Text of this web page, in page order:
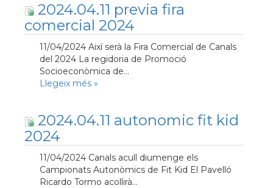
2024.04.11 previa fira
comercial 2024
11/04/2024 Així serà la Fira Comercial de Canals
del 2024 La regidoria de Promoció
Socioeconòmica de...
Llegeix més »
2024.04.11 autonomic fit kid
2024
11/04/2024 Canals acull diumenge els
Campionats Autonòmics de Fit Kid El Pavelló
Ricardo Tormo acollirà...